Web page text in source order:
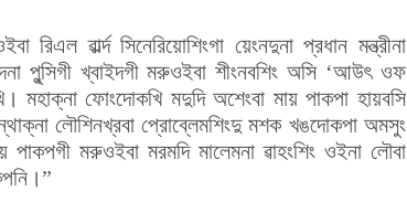
রিএল ৱার্ল্দ সিনেরিয়োশিংগা য়েংনদুনা প্রধান মন্ত্রীনা
পুন্সিগী খ্বাইদগী মরুওইবা শীংনবশিং অসি ‘আউৎ ওফ
ফোংদোকখি মদুদি অশেংবা মায় পাকপা হায়বসি
লৌশিনখ্রবা প্রোব্লেমশিংদু মশক খঙদোকপা অমসুং
মরুওইবা মরমদি মালেমনা ৱাহংশিং ওইনা লৌবা